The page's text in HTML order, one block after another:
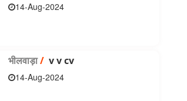
14-Aug-2024
भीलवाड़ा/v v cv
14-Aug-2024